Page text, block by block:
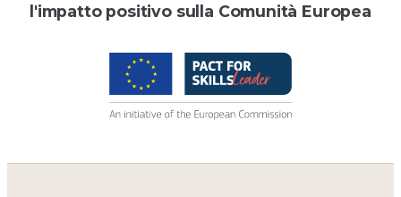
l'impatto positivo sulla Comunità Europea